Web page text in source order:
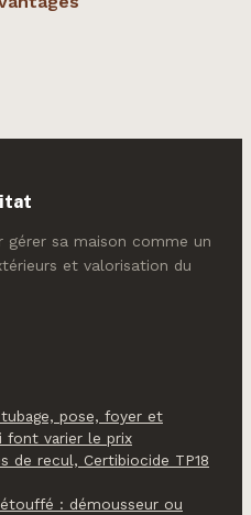
gérer sa maison comme un
et valorisation du
pose, foyer et
font varier le prix
de recul, Certibiocide TP18
: démousseur ou